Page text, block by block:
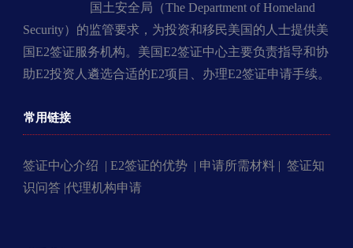
国土安全局（The Department of Homeland
Security）的监管要求，为投资和移民美国的人士提供美
国E2签证服务机构。美国E2签证中心主要负责指导和协
助E2投资人遴选合适的E2项目、办理E2签证申请手续。
常用链接
签证中心介绍 | E2签证的优势 | 申请所需材料 | 签证知
识问答 |代理机构申请